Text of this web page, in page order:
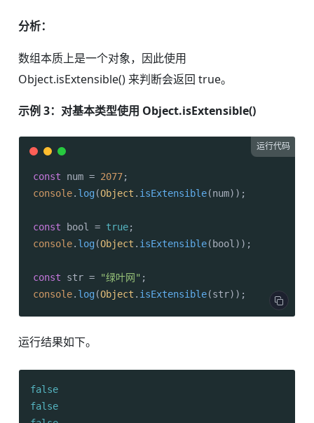
分析：
数组本质上是一个对象，因此使用
Object.isExtensible() 来判断会返回 true。
示例 3：对基本类型使用 Object.isExtensible()
运行代码
const num = 2077
console. log(Object . isExtensible(num));
const bool = true
console. log(Object . isExtensible(bool));
const str = "绿叶网"
console. log(Object . isExtensible(str));
运行结果如下。
false
false